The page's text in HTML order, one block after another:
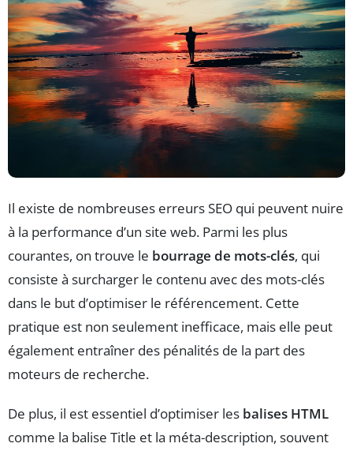
Il existe de nombreuses erreurs SEO qui peuvent nuire
à la performance d’un site web. Parmi les plus
courantes, on trouve le bourrage de mots-clés, qui
consiste à surcharger le contenu avec des mots-clés
dans le but d’optimiser le référencement. Cette
pratique est non seulement inefficace, mais elle peut
également entraîner des pénalités de la part des
moteurs de recherche.
De plus, il est essentiel d’optimiser les balises HTML
comme la balise Title et la méta-description, souvent